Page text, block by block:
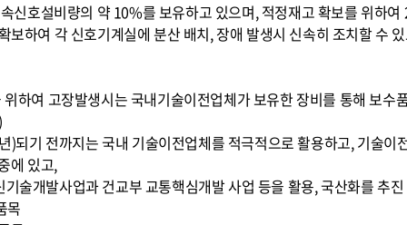
신호설비량의 약 10%를 보유하고 있으며, 적정재고 확보를 위하
보하여 각 신호기계실에 분산 배치, 장애 발생시 신속히 조치할 수
하여 고장발생시는 국내기술이전업체가 보유한 장비를 통해 보수
)되기 전까지는 국내 기술이전업체를 적극적으로 활용하고, 기술이
에 있고,
술개발사업과 건교부 교통핵심개발 사업 등을 활용, 국산화를 추
목